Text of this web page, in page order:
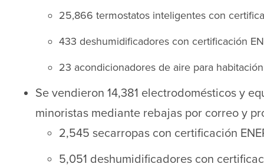
25,866 termostatos inteligentes con
433 deshumidificadores con certificación
23 acondicionadores de aire para
Se vendieron 14,381 electrodomésticos y
minoristas mediante rebajas por correo y
2,545 secarropas con certificación
5,051 deshumidificadores con